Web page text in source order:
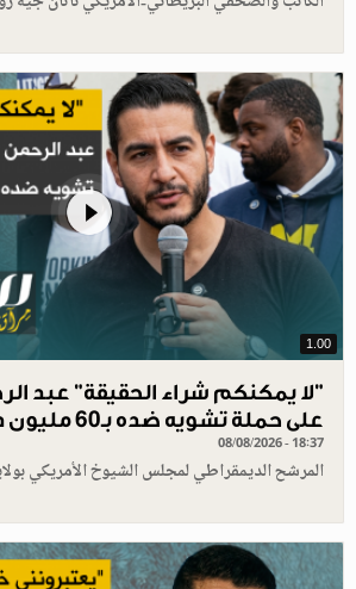
1.00
"لا يمكنكم شراء الحقيقة" عبد
على حملة تشويه ضده بـ60 مليون دولار!
08/08/2026 - 18:37
المرشح الديمقراطي لمجلس الشيوخ الأمريكي